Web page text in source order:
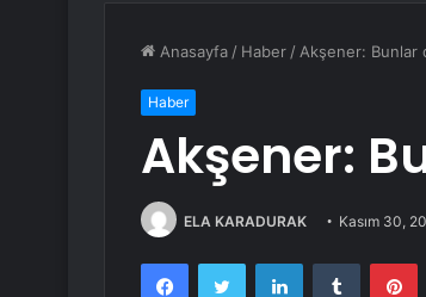
Anasayfa / Haber / Akşener: Bunlar
Haber
Akşener:
ELA KARADURAK Kasım 30,
FacebookTwitter LinkedInTumblr